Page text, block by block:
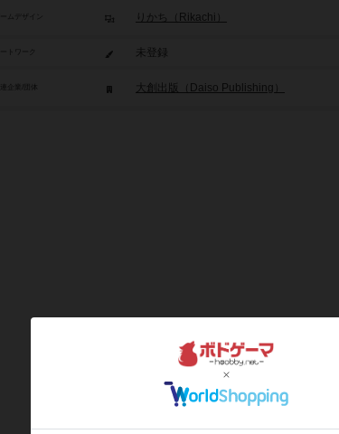
ームデザイン りかち（Rikachi）
ートワーク 未登録
大創出版（Daiso Publishing）